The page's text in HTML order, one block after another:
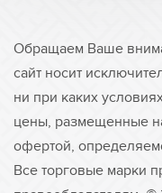
Обращаем Ваше
сайт носит
ни при каких
цены, размещенные
офертой,
Все торговые марки